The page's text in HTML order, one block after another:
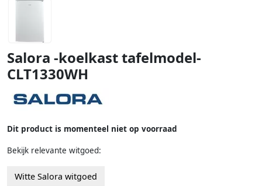
Salora -koelkast tafelmodel-
CLT1330WH
Dit product is momenteel niet op voorraad
Bekijk relevante witgoed:
Witte Salora witgoed